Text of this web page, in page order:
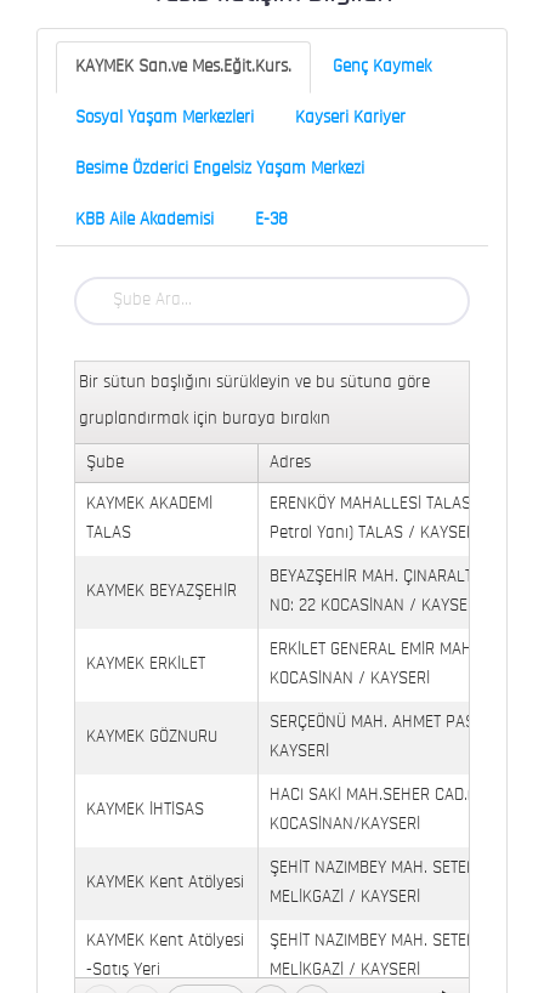
KAYMEK San.ve Mes.Eğit.Kurs. Genç Kaymek
Sosyal Yaşam Merkezleri Kayseri Kariyer
Besime Özderici Engelsiz Yaşam Merkezi
KBB Aile Akademisi E-38
Bir sütun başlığını sürükleyin ve bu sütuna göre
gruplandırmak için buraya bırakın
Şube Adres
KAYMEK AKADEMİ
TALAS
ERENKÖY MAHALLESİ TALAS
Petrol Yanı) TALAS / KAYSERİ
KAYMEK BEYAZŞEHİR
BEYAZŞEHİR MAH. ÇINARALTI
NO: 22 KOCASİNAN / KAYSERİ
KAYMEK ERKİLET
ERKİLET GENERAL EMİR MAH.
KOCASİNAN / KAYSERİ
KAYMEK GÖZNURU
SERÇEÖNÜ MAH. AHMET PAŞA CAD.
KAYSERİ
KAYMEK İHTİSAS
HACI SAKİ MAH.SEHER CAD.(6009
KOCASİNAN/KAYSERİ
KAYMEK Kent Atölyesi
ŞEHİT NAZIMBEY MAH. SETENÖNÜ
MELİKGAZİ / KAYSERİ
KAYMEK Kent Atölyesi
-Satış Yeri
ŞEHİT NAZIMBEY MAH. SETENÖNÜ
MELİKGAZİ / KAYSERİ